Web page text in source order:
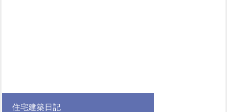
住宅建築日記